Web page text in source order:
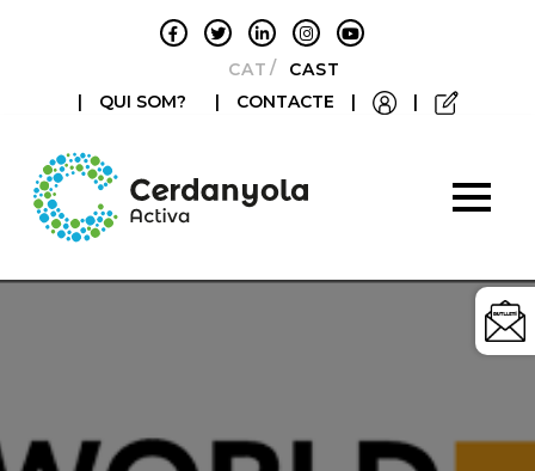
CATALÀCASTELLANO
|
QUI SOM? | CONTACTE | |